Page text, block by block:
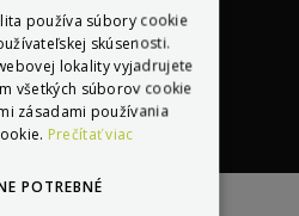
originality a
kontrola
doprava a
do 5
na trhu, 20+
km
testovanie
záruka a
spolupráca a
používa súbory cookie
skúsenosti.
lokality vyjadrujete
všetkých súborov cookie
zásadami používania
Prečítať viac
POTREBNÉ